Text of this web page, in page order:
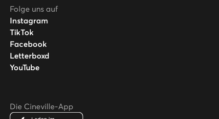
Folge uns auf
Instagram
TikTok
Facebook
Letterboxd
YouTube
Die Cineville-App